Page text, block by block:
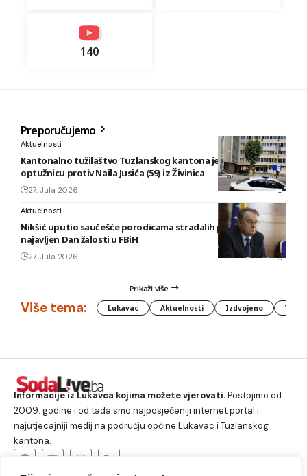
140
Preporučujemo
Aktuelnosti
Kantonalno tužilaštvo Tuzlanskog kantona je podiglo
optužnicu protiv Naila Jusića (59) iz Živinica
27. Jula 2026.
Aktuelnosti
Nikšić uputio saučešće porodicama stradalih planinara,
najavljen Dan žalosti u FBiH
27. Jula 2026.
Prikaži više
Više tema: Lukavac Aktuelnosti Izdvojeno
Informacije iz Lukavca kojima možete vjerovati.Postojimo od
2009. godine i od tada smo najposjećeniji internet portal i
najutjecajniji medij na području općine Lukavac i Tuzlanskog
kantona.